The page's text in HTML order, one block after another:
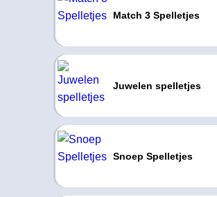
Match 3 Spelletjes
Juwelen spelletjes
Snoep Spelletjes